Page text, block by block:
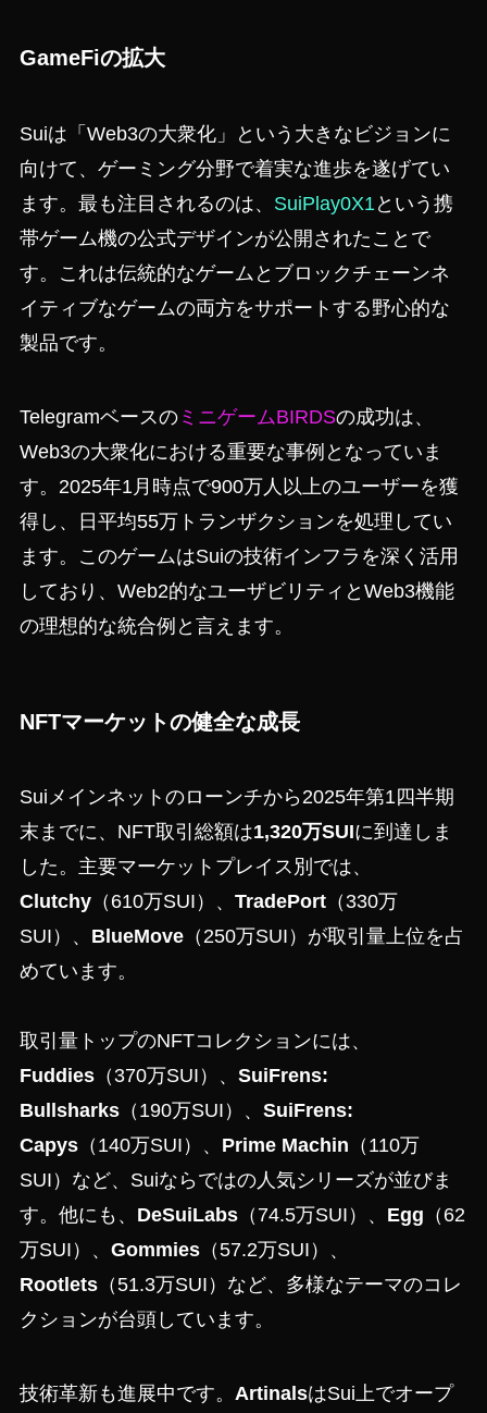
GameFiの拡大
Suiは「Web3の大衆化」という大きなビジョンに
向けて、ゲーミング分野で着実な進歩を遂げてい
ます。最も注目されるのは、 SuiPlay0X1 という携
帯ゲーム機の公式デザインが公開されたことで
す。これは伝統的なゲームとブロックチェーンネ
イティブなゲームの両方をサポートする野心的な
製品です。
TelegramベースのミニゲームBIRDSの成功は、
Web3の大衆化における重要な事例となっていま
す。2025年1月時点で900万人以上のユーザーを獲
得し、日平均55万トランザクションを処理してい
ます。このゲームはSuiの技術インフラを深く活用
しており、Web2的なユーザビリティとWeb3機能
の理想的な統合例と言えます。
NFTマーケットの健全な成長
Suiメインネットのローンチから2025年第1四半期
末までに、NFT取引総額は1,320万SUIに到達しま
した。主要マーケットプレイス別では、
Clutchy（610万SUI）、 TradePort（330万
SUI）、 BlueMove（250万SUI）が取引量上位を占
めています。
取引量トップのNFTコレクションには、
Fuddies（370万SUI）、 SuiFrens:
Bullsharks（190万SUI）、 SuiFrens:
Capys（140万SUI）、 Prime Machin （110万
SUI）など、Suiならではの人気シリーズが並びま
す。他にも、 DeSuiLabs（74.5万SUI）、 Egg （62
万SUI）、 Gommies（57.2万SUI）、
Rootlets（51.3万SUI）など、多様なテーマのコレ
クションが台頭しています。
技術革新も進展中です。 ArtinalsはSui上でオープ